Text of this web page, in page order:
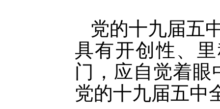
党的十九届五
具有开创性、
门，应自觉着
党的十九届五中